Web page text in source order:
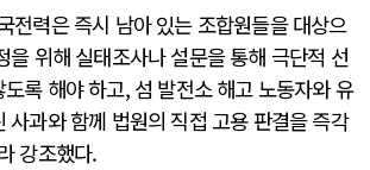
전력은 즉시 남아 있는 조합원들을 대상으
을 위해 실태조사나 설문을 통해 극단적 선
록 해야 하고, 섬 발전소 해고 노동자와 유
사과와 함께 법원의 직접 고용 판결을 즉각
강조했다.